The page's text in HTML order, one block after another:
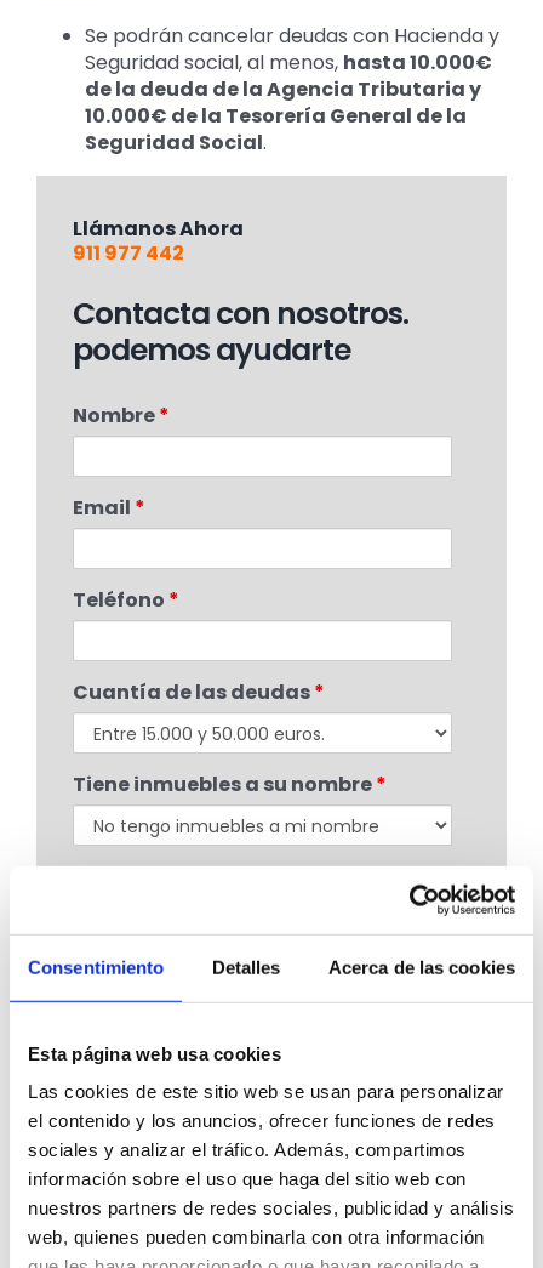
Consentimiento Detalles Acerca de las cookies
Esta página web usa cookies
Las cookies de este sitio web se usan para personalizar
el contenido y los anuncios, ofrecer funciones de redes
sociales y analizar el tráfico. Además, compartimos
información sobre el uso que haga del sitio web con
nuestros partners de redes sociales, publicidad y análisis
web, quienes pueden combinarla con otra información
Se podrán cancelar deudas con Hacienda y
Seguridad social, al menos, hasta 10.000€
de la deuda de la Agencia Tributaria y
10.000€ de la Tesorería General de la
Seguridad Social.
Llámanos Ahora
911 977 442
Contacta con nosotros.
podemos ayudarte
Nombre*
Email *
Teléfono *
Cuantía de las deudas*
Tiene inmuebles a su nombre*
Mensaje*
Acepto la GDRP*
Acepto que se utilicen mis datos para
recibir información sobre sus
servicios según suPolítica de
privacidad